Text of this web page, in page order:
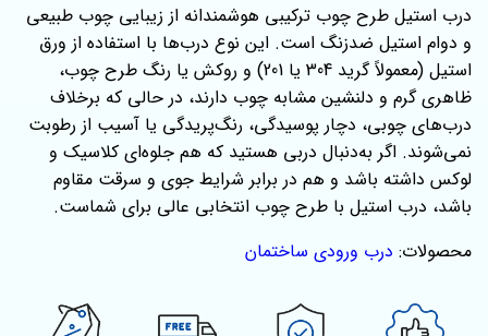
درب استیل طرح چوب ترکیبی هوشمندانه از زیبایی چوب طبیعی
و دوام استیل ضدزنگ است. این نوع درب‌ها با استفاده از ورق
استیل (معمولاً گرید 304 یا 201) و روکش یا رنگ طرح چوب،
ظاهری گرم و دلنشین مشابه چوب دارند، در حالی که برخلاف
درب‌های چوبی، دچار پوسیدگی، رنگ‌پریدگی یا آسیب از رطوبت
نمی‌شوند. اگر به‌دنبال دربی هستید که هم جلوه‌ای کلاسیک و
لوکس داشته باشد و هم در برابر شرایط جوی و سرقت مقاوم
باشد، درب استیل با طرح چوب انتخابی عالی برای شماست.
محصولات: درب ورودی ساختمان